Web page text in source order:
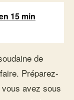
15 min
de
Préparez-
avez sous